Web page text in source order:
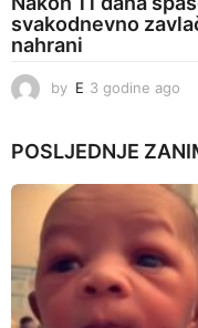
svakodnevno
nahrani
by E 3 godine ago
d
g
o
POSLJEDNJE